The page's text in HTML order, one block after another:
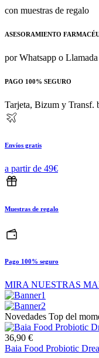
con muestras de regalo
ASESORAMIENTO
por Whatsapp o
PAGO 100% SEGURO
Tarjeta, Bizum y Transf.
Envíos gratis
a partir de 49€
Muestras de regalo
Pago 100% seguro
MIRA NUESTRAS
Novedades Top del
36,90 €
Baia Food Probiotic